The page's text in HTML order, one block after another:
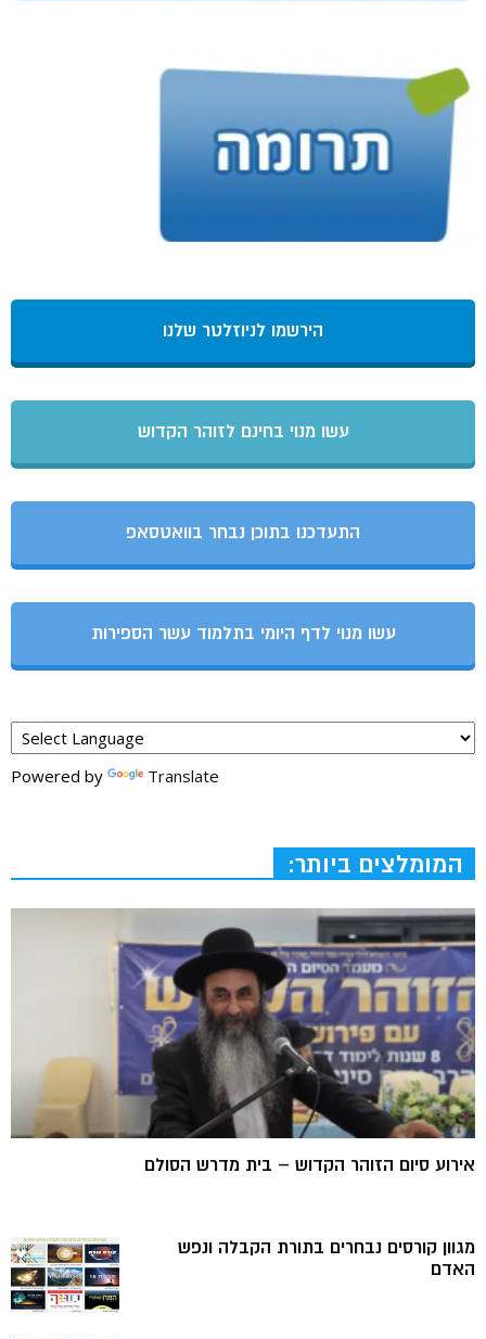
הירשמו לניוזלטר שלנו
עשו מנוי בחינם לזוהר הקדוש
התעדכנו בתוכן נבחר בוואטסאפ
עשו מנוי לדף היומי בתלמוד עשר הספירות
Powered by Translate
המומלצים ביותר:
אירוע סיום הזוהר הקדוש – בית מדרש הסולם
מגוון קורסים נבחרים בתורת הקבלה ונפש
האדם